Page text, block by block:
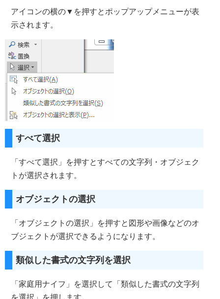
アイコンの横の▼を押すとポップアップメニューが表
示されます。
すべて選択
「すべて選択」を押すとすべての文字列・オブジェク
トが選択されます。
オブジェクトの選択
「オブジェクトの選択」を押すと図形や画像などのオ
ブジェクトが選択できるようになります。
類似した書式の文字列を選択
「家庭用ナイフ」を選択して「類似した書式の文字列